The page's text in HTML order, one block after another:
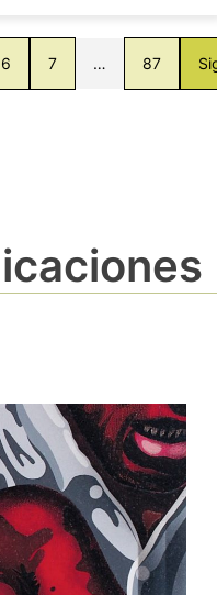
6 7 … 87